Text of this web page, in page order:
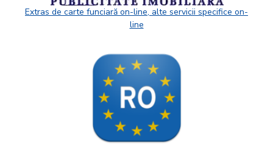
Extras de carte funciară on-line, alte servicii specifice on-
line